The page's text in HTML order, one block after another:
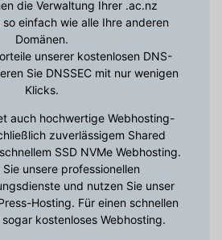
die Verwaltung Ihrer .ac.nz
so einfach wie alle Ihre anderen
Domänen.
unserer kostenlosen DNS-
Sie DNSSEC mit nur wenigen
Klicks.
auch hochwertige Webhosting-
zuverlässigem Shared
SSD NVMe Webhosting.
unsere professionellen
und nutzen Sie unser
Hosting. Für einen schnellen
kostenloses Webhosting.